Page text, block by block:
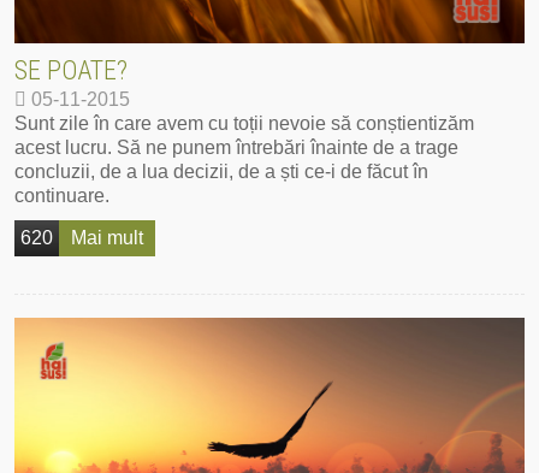
SE POATE?
05-11-2015
Sunt zile în care avem cu toții nevoie să conștientizăm
acest lucru. Să ne punem întrebări înainte de a trage
concluzii, de a lua decizii, de a ști ce-i de făcut în
continuare.
Mai mult
620